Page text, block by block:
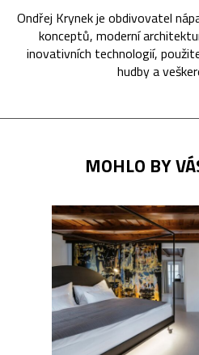
Ondřej Krynek je obdivovatel
konceptů, moderní
inovativních technologií,
hudby a
MOHLO BY